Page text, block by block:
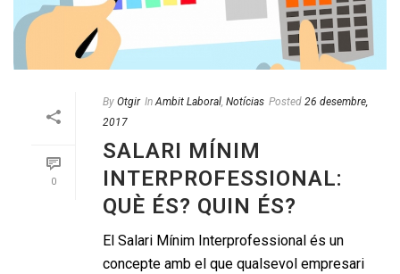
0
By Otgir In Ambit Laboral Notícias Posted 26 desembre,
2017
SALARI MÍNIM
INTERPROFESSIONAL:
QUÈ ÉS? QUIN ÉS?
El Salari Mínim Interprofessional és un
concepte amb el que qualsevol empresari